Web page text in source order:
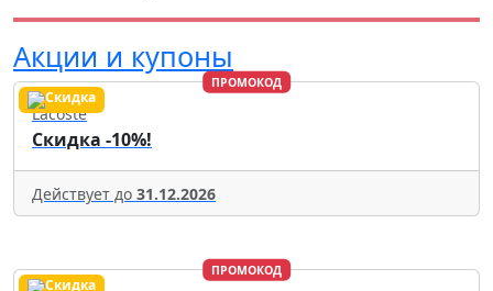
Акции и купоны
ПРОМОКОД
Lacoste
Скидка -10%!
Действует до 31.12.2026
ПРОМОКОД